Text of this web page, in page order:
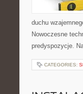
duchu
Nowoczesne
predyspozycje.
CATEGORIES: